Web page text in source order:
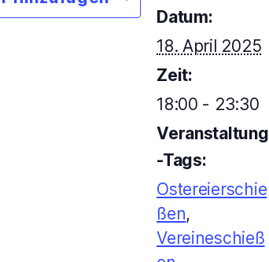
Datum:
18. April 2025
Zeit:
18:00 - 23:30
Veranstaltung
-Tags:
Ostereierschie
ßen,
Vereineschieß